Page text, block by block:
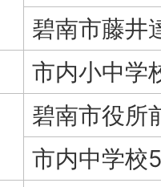
碧南市藤井
市内小中学
碧南市役所
市内中学校